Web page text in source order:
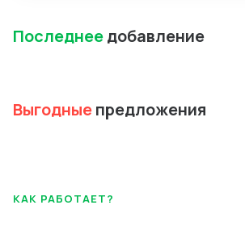
Последнеедобавление
Выгодныепредложения
КАК РАБОТАЕТ?